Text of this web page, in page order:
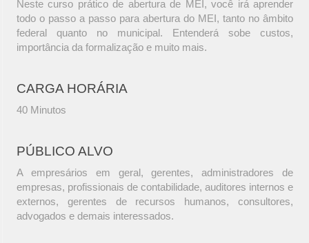
Neste curso prático de abertura de MEI, você irá aprender
todo o passo a passo para abertura do MEI, tanto no âmbito
federal quanto no municipal. Entenderá sobe custos,
importância da formalização e muito mais.
CARGA HORÁRIA
40 Minutos
PÚBLICO ALVO
A empresários em geral, gerentes, administradores de
empresas, profissionais de contabilidade, auditores internos e
externos, gerentes de recursos humanos, consultores,
advogados e demais interessados.